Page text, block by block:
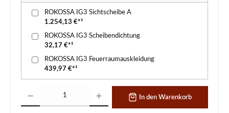
ROKOSSA IG3 Sichtscheibe A
1.254,13 €*¹
ROKOSSA IG3 Scheibendichtung
32,17 €*¹
ROKOSSA IG3 Feuerraumauskleidung
439,97 €*¹
In den Warenkorb